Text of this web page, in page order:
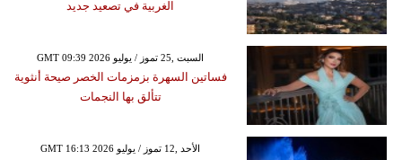
الغربية في تصعيد جديد
GMT 09:39 2026 السبت ,25 تموز / يوليو
فساتين السهرة بزمزمات الخصر صيحة أنثوية
تتألق بها النجمات
GMT 16:13 2026 الأحد ,12 تموز / يوليو